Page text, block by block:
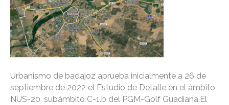
Urbanismo de badajoz aprueba inicialmente a 26 de
septiembre de 2022 el Estudio de Detalle en el ámbito
NUS-20, subámbito C-1.b del PGM-Golf Guadiana.El